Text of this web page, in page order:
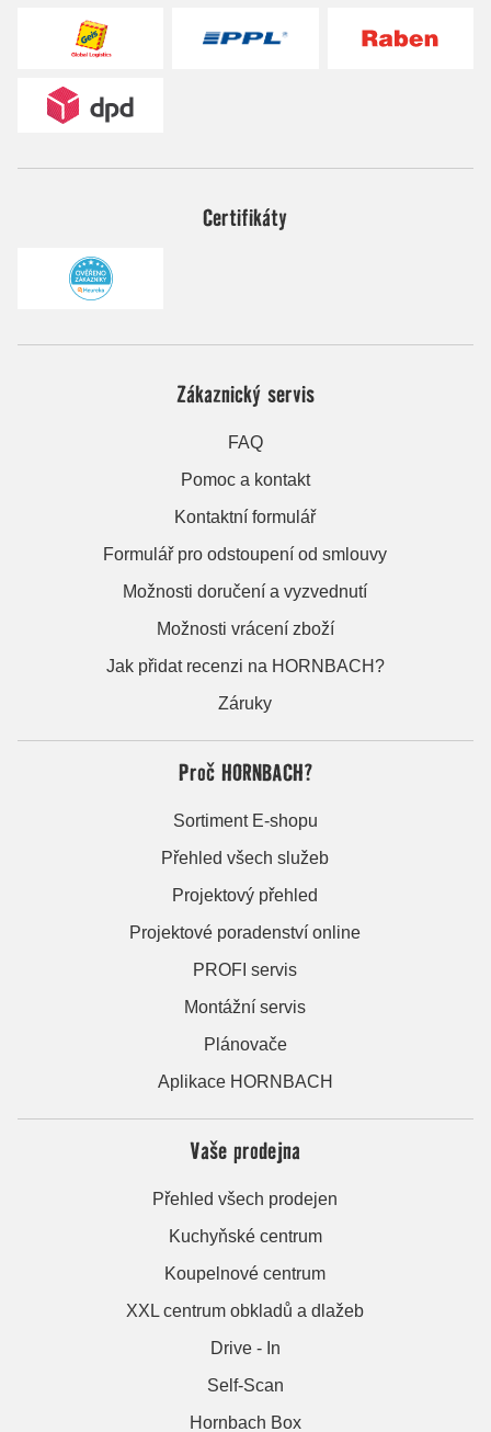
Certifikáty
Zákaznický servis
FAQ
Pomoc a kontakt
Kontaktní formulář
Formulář pro odstoupení od smlouvy
Možnosti doručení a vyzvednutí
Možnosti vrácení zboží
Jak přidat recenzi na HORNBACH?
Záruky
Proč HORNBACH?
Sortiment E-shopu
Přehled všech služeb
Projektový přehled
Projektové poradenství online
PROFI servis
Montážní servis
Plánovače
Aplikace HORNBACH
Vaše prodejna
Přehled všech prodejen
Kuchyňské centrum
Koupelnové centrum
XXL centrum obkladů a dlažeb
Drive - In
Self-Scan
Hornbach Box